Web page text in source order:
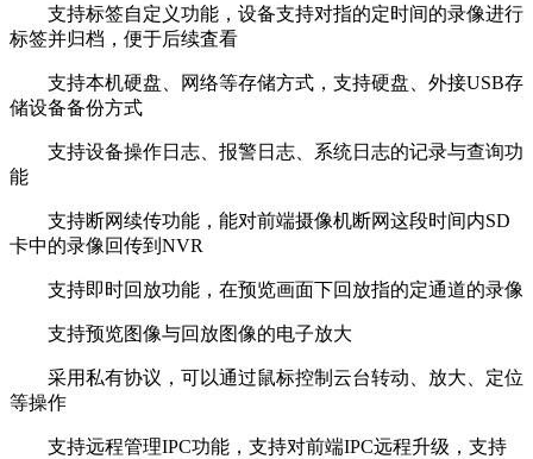
支持标签自定义功能，设备支持对指的定时间的录像进行
标签并归档，便于后续査看
支持本机硬盘、网络等存储方式，支持硬盘、外接USB存
储设备备份方式
支持设备操作日志、报警日志、系统日志的记录与查询功
能
支持断网续传功能，能对前端摄像机断网这段时间内SD
卡中的录像回传到NVR
支持即时回放功能，在预览画面下回放指的定通道的录像
支持预览图像与回放图像的电子放大
采用私有协议，可以通过鼠标控制云台转动、放大、定位
等操作
支持远程管理IPC功能，支持对前端IPC远程升级，支持